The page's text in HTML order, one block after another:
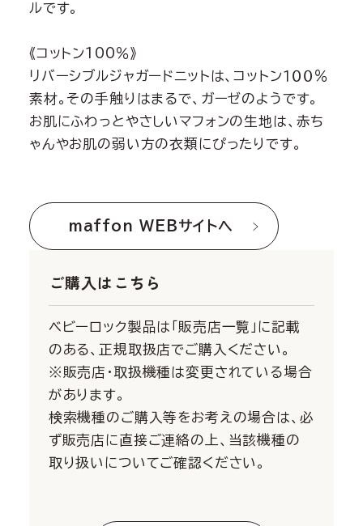
ルです。
《コットン100％》
リバーシブルジャガードニットは、コットン１００％
素材。その手触りはまるで、ガーゼのようです。
お肌にふわっとやさしいマフォンの生地は、赤ち
ゃんやお肌の弱い方の衣類にぴったりです。
maffon WEBサイトへ
ご購入はこちら
ベビーロック製品は「販売店一覧」に記載
のある、正規取扱店でご購入ください。
※販売店・取扱機種は変更されている場合
があります。
検索機種のご購入等をお考えの場合は、必
ず販売店に直接ご連絡の上、当該機種の
取り扱いについてご確認ください。